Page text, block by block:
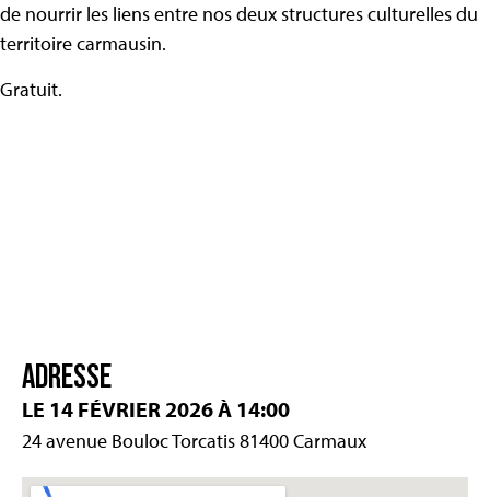
de nourrir les liens entre nos deux structures culturelles du
territoire carmausin.
Gratuit.
ADRESSE
LE 14 FÉVRIER 2026 À 14:00
24 avenue Bouloc Torcatis 81400 Carmaux